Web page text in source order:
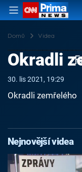
Domů Videa
Okradli
30. lis 2021, 19:29
Okradli zemřelého
Nejnovější videa